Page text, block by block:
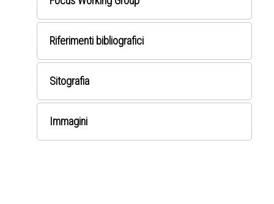
Riferimenti bibliografici
Sitografia
Immagini